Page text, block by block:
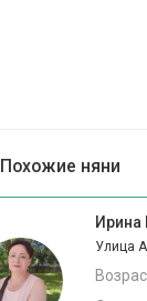
Похожие няни
Ирина
Улица